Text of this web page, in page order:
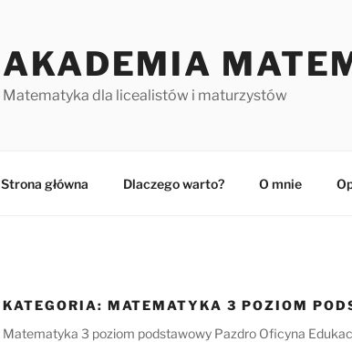
AKADEMIA
Matematyka dla licealistów i maturzystów
Strona główna Dlaczego warto? O mnie
KATEGORIA: MATEMATYKA 3 POZIOM
Matematyka 3 poziom podstawowy Pazdro Oficyna